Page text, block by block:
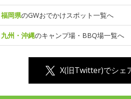
福岡県のGWおでかけスポット一覧へ
九州・沖縄のキャンプ場・BBQ場一覧へ
X(旧Twitter)でシェ